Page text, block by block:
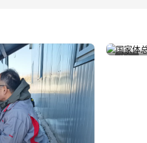
国家体
2025年9